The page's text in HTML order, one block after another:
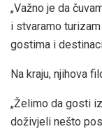
„Važno je da
i stvaramo
gostima i
Na kraju, njihova
„Želimo da gosti
doživjeli nešto